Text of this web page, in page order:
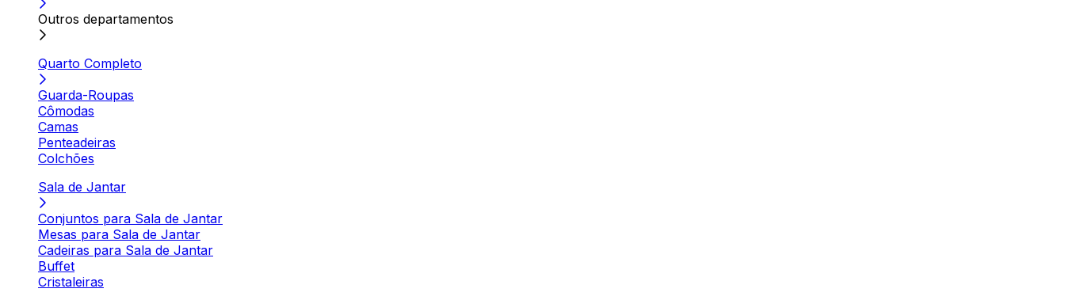
Outros departamentos
Quarto Completo
Guarda-Roupas
Cômodas
Camas
Penteadeiras
Colchões
Sala de Jantar
Conjuntos para Sala de Jantar
Mesas para Sala de Jantar
Cadeiras para Sala de Jantar
Buffet
Cristaleiras